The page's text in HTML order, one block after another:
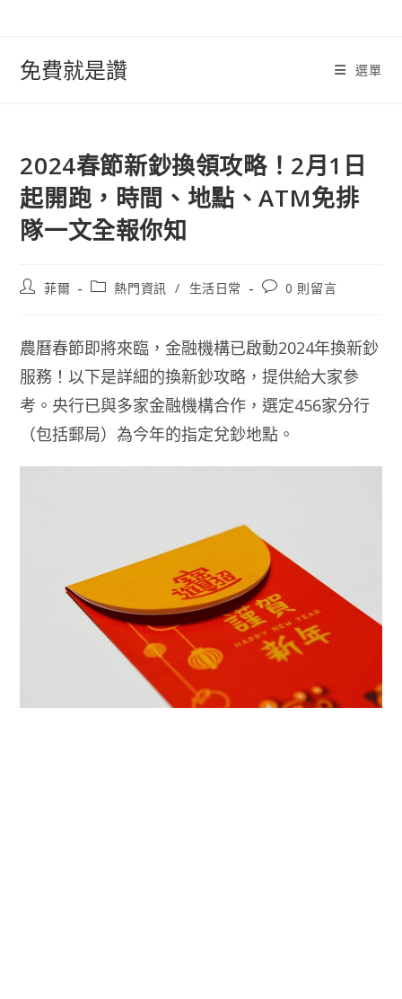
免費就是讚 選單
2024春節新鈔換領攻略！2月1日
起開跑，時間、地點、ATM免排
隊一文全報你知
文
者:
菲爾
文
別:
熱門資訊 / 生活日常
文
論：
0 則留言
農曆春節即將來臨，金融機構已啟動2024年換新鈔
服務！以下是詳細的換新鈔攻略，提供給大家參
考。央行已與多家金融機構合作，選定456家分行
（包括郵局）為今年的指定兌鈔地點。